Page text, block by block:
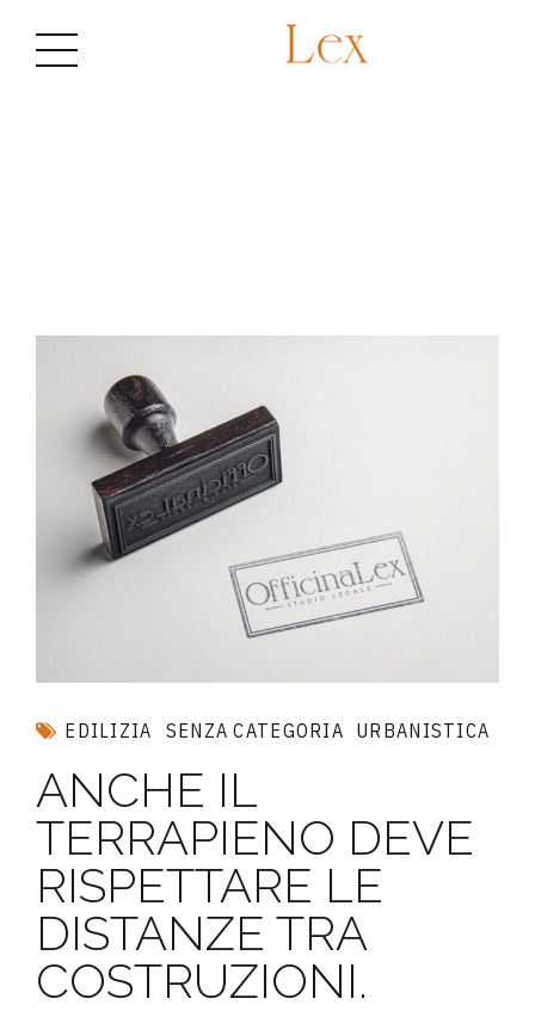
EDILIZIA SENZA CATEGORIA URBANISTICA
ANCHE IL
TERRAPIENO DEVE
RISPETTARE LE
DISTANZE TRA
COSTRUZIONI.